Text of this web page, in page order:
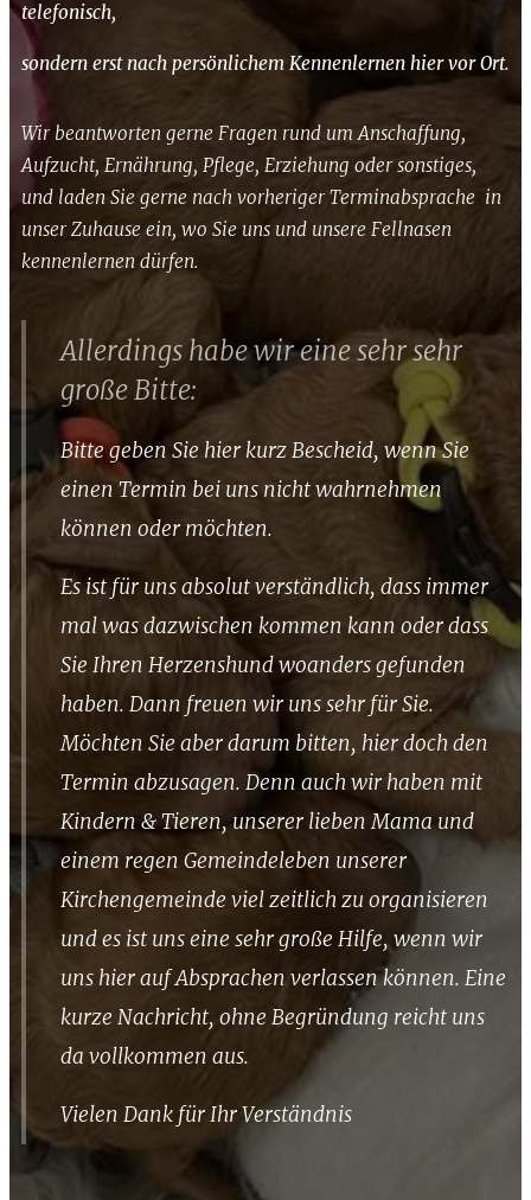
telefonisch,
sondern erst nach persönlichem Kennenlernen hier vor Ort.
Wir beantworten gerne Fragen rund um Anschaffung,
Aufzucht, Ernährung, Pflege, Erziehung oder sonstiges,
und laden Sie gerne nach vorheriger Terminabsprache in
unser Zuhause ein, wo Sie uns und unsere Fellnasen
kennenlernen dürfen.
Allerdings habe wir eine sehr sehr
große Bitte:
Bitte geben Sie hier kurz Bescheid, wenn Sie
einen Termin bei uns nicht wahrnehmen
können oder möchten.
Es ist für uns absolut verständlich, dass immer
mal was dazwischen kommen kann oder dass
Sie Ihren Herzenshund woanders gefunden
haben. Dann freuen wir uns sehr für Sie.
Möchten Sie aber darum bitten, hier doch den
Termin abzusagen. Denn auch wir haben mit
Kindern & Tieren, unserer lieben Mama und
einem regen Gemeindeleben unserer
Kirchengemeinde viel zeitlich zu organisieren
und es ist uns eine sehr große Hilfe, wenn wir
uns hier auf Absprachen verlassen können. Eine
kurze Nachricht, ohne Begründung reicht uns
da vollkommen aus.
Vielen Dank für Ihr Verständnis